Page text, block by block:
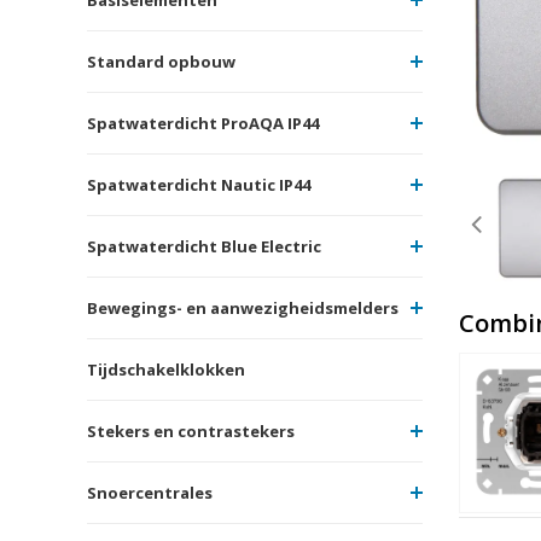
Standard opbouw
Spatwaterdicht ProAQA IP44
Spatwaterdicht Nautic IP44
Spatwaterdicht Blue Electric
Bewegings- en aanwezigheidsmelders
Tijdschakelklokken
Stekers en contrastekers
Snoercentrales